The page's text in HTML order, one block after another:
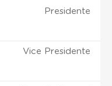
Presidente
Vice Presidente